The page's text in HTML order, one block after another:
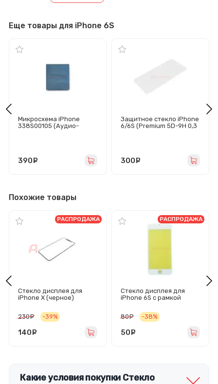
Еще товары для iPhone 6S
Микросхема iPhone
338S00105 (Аудио-
390
Защитное стекло iPhone
6/6S (Premium 5D-9H 0,3
300
Похожие товары
Стекло дисплея для
iPhone X (черное)
РАСПРОДАЖА
230 руб.
-39%
140
Стекло дисплея для
iPhone 6S с рамкой
РАСПРОДАЖА
80 руб.
-38%
50
Какие условия покупки Стекло